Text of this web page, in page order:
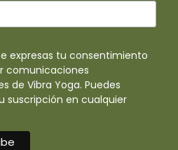
expresas tu consentimiento
comunicaciones
de Vibra Yoga. Puedes
suscripción en cualquier